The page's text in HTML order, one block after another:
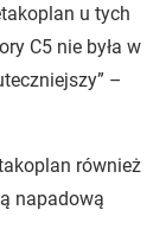
u tych
C5 nie była w
–
również
napadową